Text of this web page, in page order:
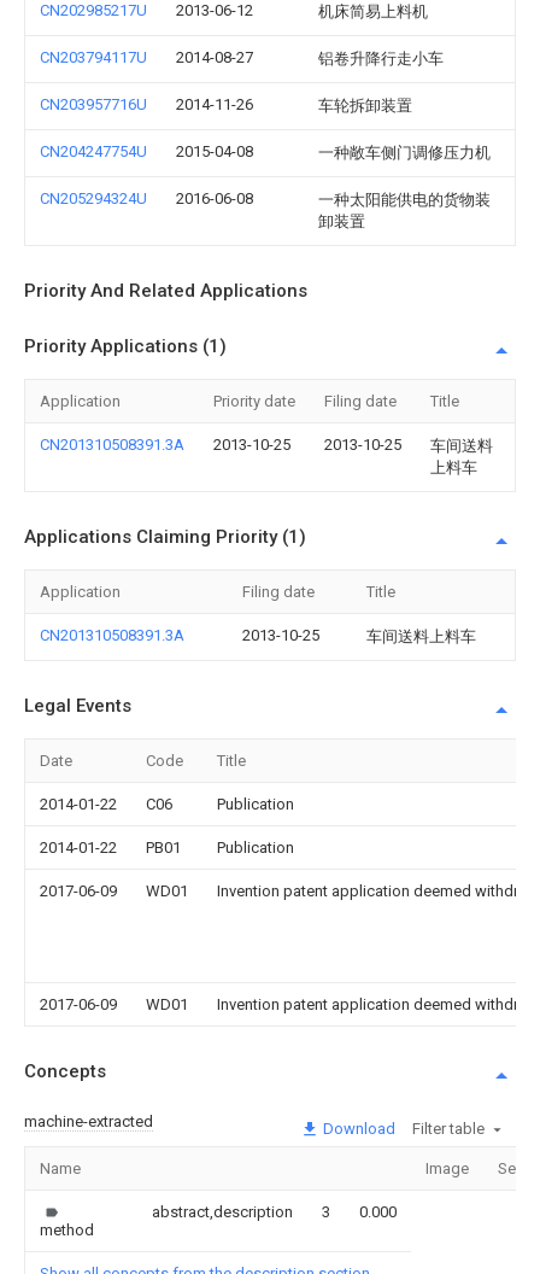
CN202985217U 2013-06-12 机床简易上料机
CN203794117U 2014-08-27 铝卷升降行走小车
CN203957716U 2014-11-26 车轮拆卸装置
CN204247754U 2015-04-08 一种敞车侧门调修压力机
CN205294324U 2016-06-08
一种太阳能供电的货物装
卸装置
Priority And Related Applications
Priority Applications (1)
Application Priority date Filing date Title
CN201310508391.3A 2013-10-25 2013-10-25
车间送料
上料车
Applications Claiming Priority (1)
Application Filing date Title
CN201310508391.3A 2013-10-25 车间送料上料车
Legal Events
Date Code Title
2014-01-22 C06 Publication
2014-01-22 PB01 Publication
2017-06-09 WD01 Invention patent application deemed
2017-06-09 WD01 Invention patent application deemed
Concepts
machine-extracted Download Filter table
Name Image
method
abstract,description 3 0.000